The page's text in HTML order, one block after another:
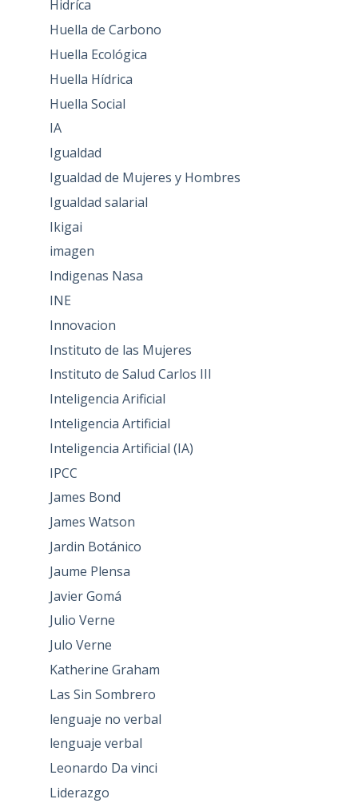
Hidríca
Huella de Carbono
Huella Ecológica
Huella Hídrica
Huella Social
IA
Igualdad
Igualdad de Mujeres y Hombres
Igualdad salarial
Ikigai
imagen
Indigenas Nasa
INE
Innovacion
Instituto de las Mujeres
Instituto de Salud Carlos III
Inteligencia Arificial
Inteligencia Artificial
Inteligencia Artificial (IA)
IPCC
James Bond
James Watson
Jardin Botánico
Jaume Plensa
Javier Gomá
Julio Verne
Julo Verne
Katherine Graham
Las Sin Sombrero
lenguaje no verbal
lenguaje verbal
Leonardo Da vinci
Liderazgo